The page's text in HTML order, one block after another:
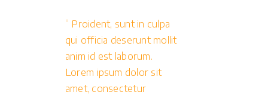
Proident, sunt in culpa
qui officia deserunt mollit
anim id est laborum.
Lorem ipsum dolor sit
amet, consectetur